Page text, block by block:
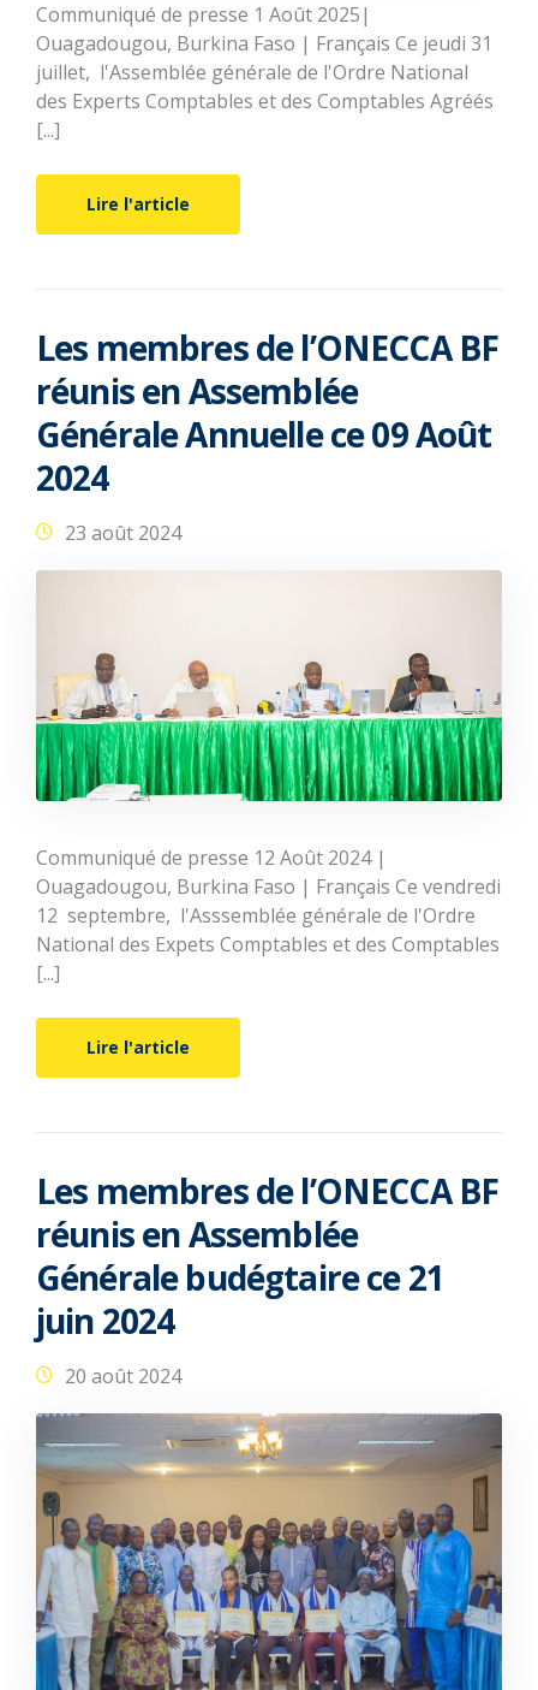
Communiqué de presse 1 Août 2025|
Ouagadougou, Burkina Faso | Français Ce jeudi 31
juillet, l'Assemblée générale de l'Ordre National
des Experts Comptables et des Comptables Agréés
[...]
Lire l'article
Les membres de l’ONECCA BF
réunis en Assemblée
Générale Annuelle ce 09 Août
2024
23 août 2024
Communiqué de presse 12 Août 2024 |
Ouagadougou, Burkina Faso | Français Ce vendredi
12 septembre, l'Asssemblée générale de l'Ordre
National des Expets Comptables et des Comptables
[...]
Lire l'article
Les membres de l’ONECCA BF
réunis en Assemblée
Générale budégtaire ce 21
juin 2024
20 août 2024